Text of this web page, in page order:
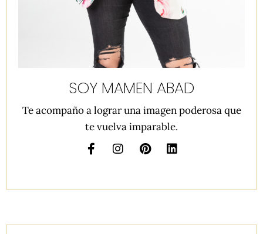
SOY MAMEN ABAD
Te acompaño a lograr una imagen poderosa que
te vuelva imparable.